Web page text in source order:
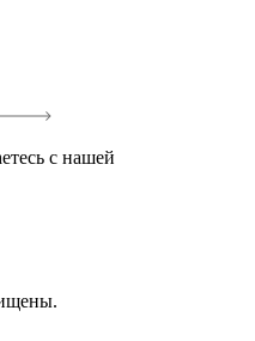
с нашей